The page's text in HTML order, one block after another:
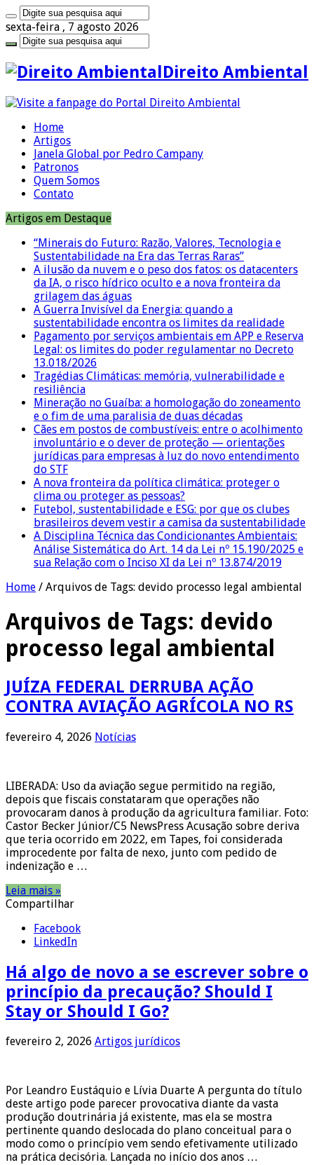
sexta-feira , 7 agosto 2026
Direito Ambiental
Home
Artigos
Janela Global por Pedro Campany
Patronos
Quem Somos
Contato
Artigos em Destaque
“Minerais do Futuro: Razão, Valores, Tecnologia e
Sustentabilidade na Era das Terras Raras”
A ilusão da nuvem e o peso dos fatos: os datacenters
da IA, o risco hídrico oculto e a nova fronteira da
grilagem das águas
A Guerra Invisível da Energia: quando a
sustentabilidade encontra os limites da realidade
Pagamento por serviços ambientais em APP e Reserva
Legal: os limites do poder regulamentar no Decreto
13.018/2026
Tragédias Climáticas: memória, vulnerabilidade e
resiliência
Mineração no Guaíba: a homologação do zoneamento
e o fim de uma paralisia de duas décadas
Cães em postos de combustíveis: entre o acolhimento
involuntário e o dever de proteção — orientações
jurídicas para empresas à luz do novo entendimento
do STF
A nova fronteira da política climática: proteger o
clima ou proteger as pessoas?
Futebol, sustentabilidade e ESG: por que os clubes
brasileiros devem vestir a camisa da sustentabilidade
A Disciplina Técnica das Condicionantes Ambientais:
Análise Sistemática do Art. 14 da Lei nº 15.190/2025 e
sua Relação com o Inciso XI da Lei nº 13.874/2019
Home / Arquivos de Tags: devido processo legal ambiental
Arquivos de Tags: devido
processo legal ambiental
JUÍZA FEDERAL DERRUBA AÇÃO
CONTRA AVIAÇÃO AGRÍCOLA NO RS
fevereiro 4, 2026 Notícias
LIBERADA: Uso da aviação segue permitido na região,
depois que fiscais constataram que operações não
provocaram danos à produção da agricultura familiar. Foto:
Castor Becker Júnior/C5 NewsPress Acusação sobre deriva
que teria ocorrido em 2022, em Tapes, foi considerada
improcedente por falta de nexo, junto com pedido de
indenização e …
Leia mais »
Compartilhar
Facebook
LinkedIn
Há algo de novo a se escrever sobre o
princípio da precaução? Should I
Stay or Should I Go?
fevereiro 2, 2026 Artigos jurídicos
Por Leandro Eustáquio e Lívia Duarte A pergunta do título
deste artigo pode parecer provocativa diante da vasta
produção doutrinária já existente, mas ela se mostra
pertinente quando deslocada do plano conceitual para o
modo como o princípio vem sendo efetivamente utilizado
na prática decisória. Lançada no início dos anos …